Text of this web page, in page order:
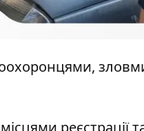
реєстрації